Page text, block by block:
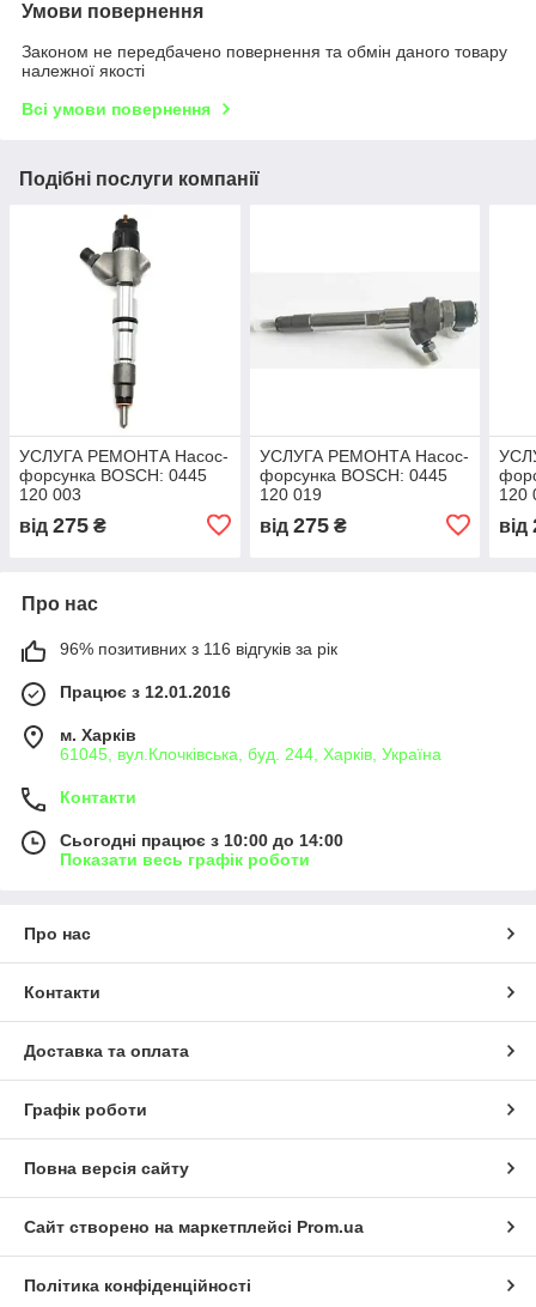
Умови повернення
Законом не передбачено повернення та обмін даного товару
належної якості
Всі умови повернення
Подібні послуги компанії
УСЛУГА РЕМОНТА Насос-
форсунка BOSCH: 0445
120 003
від 275 ₴
УСЛУГА РЕМОНТА Насос-
форсунка BOSCH: 0445
120 019
від 275₴
120
від
Про нас
96% позитивних з 116 відгуків за рік
Працює з 12.01.2016
м. Харків
61045, вул.Клочківська, буд. 244, Харків, Україна
Контакти
Сьогодні працює з 10:00 до 14:00
Показати весь графік роботи
Про нас
Контакти
Доставка та оплата
Графік роботи
Повна версія сайту
Сайт створено на маркетплейсі Prom.ua
Політика конфіденційності